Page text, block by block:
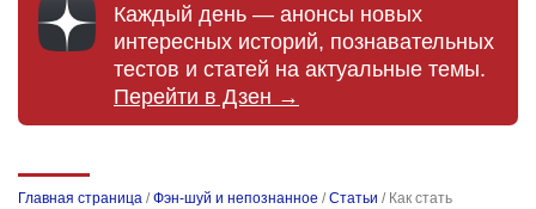
Каждый день — анонсы новых
интересных историй, познавательных
тестов и статей на актуальные темы.
Перейти в Дзен →
Главная страница /Фэн-шуй и непознанное /Статьи / Как стать